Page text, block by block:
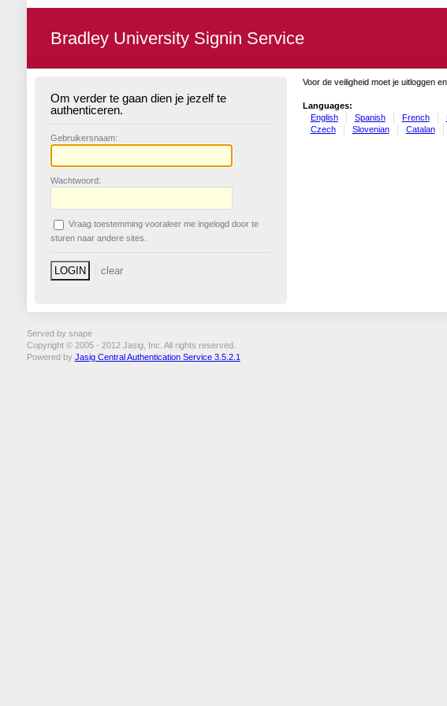
Bradley University Signin Service
Om verder te gaan dien je jezelf te
authenticeren.
Gebruikersnaam:
Wachtwoord:
Vraag toestemming vooraleer me ingelogd door te
sturen naar andere sites.
Voor de veiligheid moet je uitloggen
Languages:
English
Spanish French
Czech
Slovenian Catalan
Served by snape
Copyright © 2005 - 2012 Jasig, Inc. All rights reserved.
Powered by Jasig Central Authentication Service 3.5.2.1